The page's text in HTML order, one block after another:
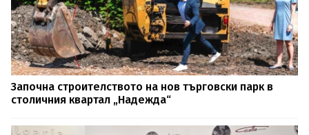
Започна строителството на нов търговски парк в
столичния квартал „Надежда“